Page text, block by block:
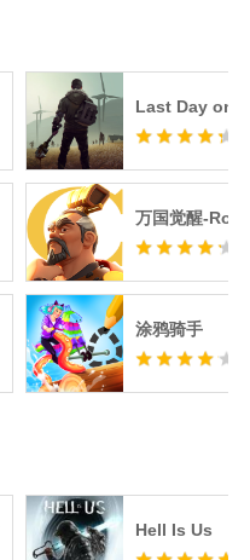
Last Day on
万国觉醒-RoK
涂鸦骑手
Hell Is Us